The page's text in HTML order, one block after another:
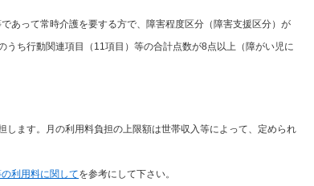
あって常時介護を要する方で、障害程度区分（障害支援区分）が
ち行動関連項目（11項目）等の合計点数が8点以上（障がい児に
ます。月の利用料負担の上限額は世帯収入等によって、定められ
利用料に関してを参考にして下さい。